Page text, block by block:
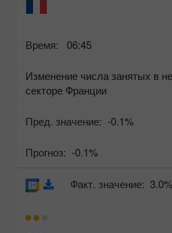
Время: 06:45
Изменение числа занятых в
секторе Франции
Пред. значение: -0.1%
Прогноз: -0.1%
Факт. значение: 3.0%